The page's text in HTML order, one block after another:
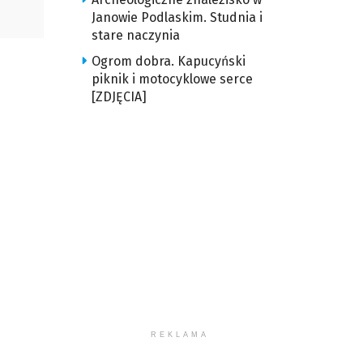
Janowie Podlaskim. Studnia i
stare naczynia
Ogrom dobra. Kapucyński
piknik i motocyklowe serce
[ZDJĘCIA]
REKLAMA